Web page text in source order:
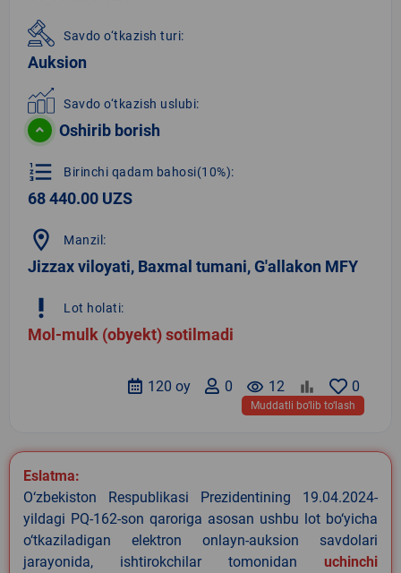
Savdo o‘tkazish turi:
Auksion
Savdo o‘tkazish uslubi:
Oshirib borish
format_list_numbered Birinchi qadam bahosi(10%):
68 440.00 UZS
location_on Manzil:
Jizzax viloyati, Baxmal tumani, G'allakon MFY
priority_high Lot holati:
Mol-mulk (obyekt) sotilmadi
0
remove_red_eye 12
0
120 oy
Muddatli bo‘lib to‘lash
Eslatma:
O‘zbekiston Respublikasi Prezidentining 19.04.2024-
yildagi PQ-162-son qaroriga asosan ushbu lot bo‘yicha
o‘tkaziladigan elektron onlayn-auksion savdolari
jarayonida, ishtirokchilar tomonidan uchinchi